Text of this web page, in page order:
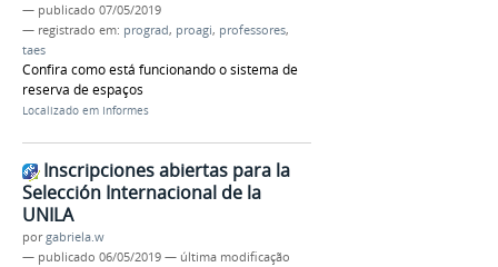
— publicado 07/05/2019
— registrado em: prograd, proagi, professores,
taes
Confira como está funcionando o sistema de
reserva de espaços
Localizado em Informes
Inscripciones abiertas para la
Selección Internacional de la
UNILA
porgabriela.w
— publicado 06/05/2019 — última modificação